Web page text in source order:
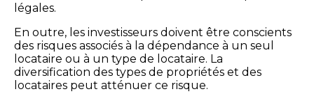
légales.
En outre, les investisseurs doivent être conscients
des risques associés à la dépendance à un seul
locataire ou à un type de locataire. La
diversification des types de propriétés et des
locataires peut atténuer ce risque.